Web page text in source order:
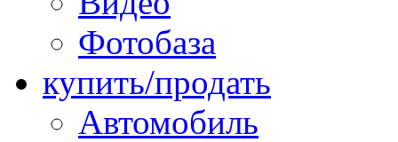
Фотобаза
купить/продать
Автомобиль